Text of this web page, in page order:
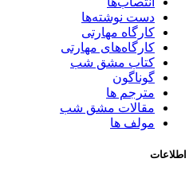
دست نوشته‌ها
کارگاه مهارتی
کارگاه‌های مهارتی
کتاب مشق شب
گوناگون
مترجم ها
مقالات مشق شب
مولف ها
اطلاعات